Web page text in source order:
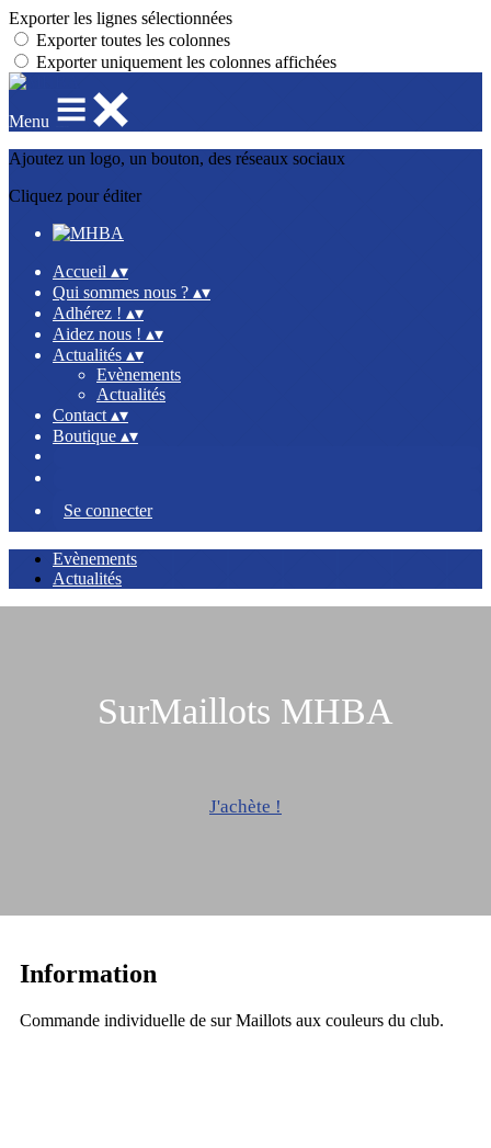
Exporter les lignes sélectionnées
Exporter toutes les colonnes
Exporter uniquement les colonnes affichées
Menu
Ajoutez un logo, un bouton, des réseaux sociaux
Cliquez pour éditer
Accueil ▴▾
Qui sommes nous ? ▴▾
Adhérez ! ▴▾
Aidez nous ! ▴▾
Actualités ▴▾
Evènements
Actualités
Contact ▴▾
Boutique ▴▾
Se connecter
Evènements
Actualités
SurMaillots MHBA
J'achète !
Information
Commande individuelle de sur Maillots aux couleurs du club.